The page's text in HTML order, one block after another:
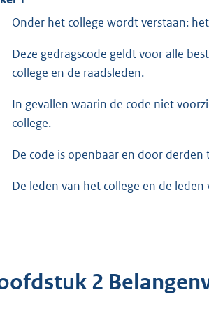
Onder het college wordt verstaan:
Deze gedragscode geldt voor alle
college en de raadsleden.
In gevallen waarin de code niet
college.
De code is openbaar en door derden
De leden van het college en de
2